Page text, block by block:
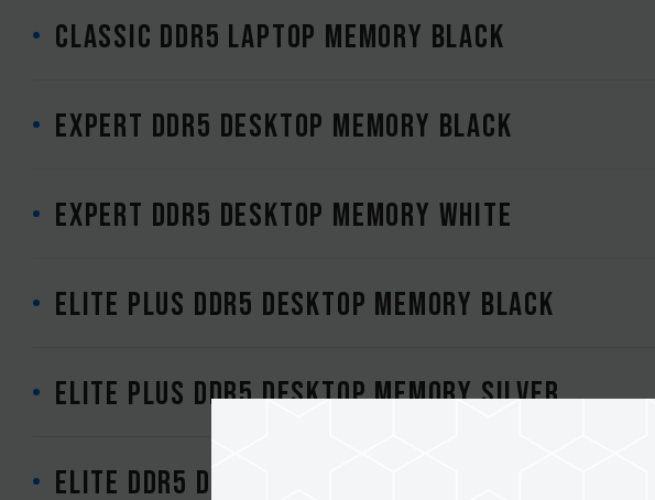
CLASSIC DDR5 LAPTOP MEMORY BLACK
EXPERT DDR5 DESKTOP MEMORY BLACK
EXPERT DDR5 DESKTOP MEMORY WHITE
ELITE PLUS DDR5 DESKTOP MEMORY BLACK
ELITE PLUS DDR5 DESKTOP MEMORY SILVER
ELITE DDR5 DESKTOP MEMORY